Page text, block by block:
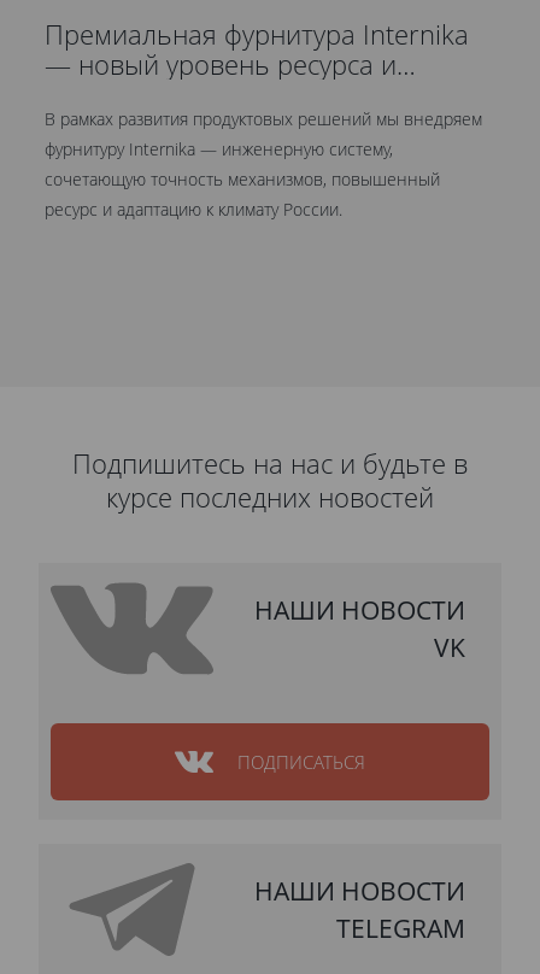
Премиальная фурнитура Internika
— новый уровень ресурса и
В рамках развития продуктовых решений мы внедряем
фурнитуру Internika — инженерную систему,
сочетающую точность механизмов, повышенный
ресурс и адаптацию к климату России.
Подпишитесь на нас и будьте в
курсе последних новостей
НАШИ НОВОСТИ
VK
ПОДПИСАТЬСЯ
НАШИ НОВОСТИ
TELEGRAM